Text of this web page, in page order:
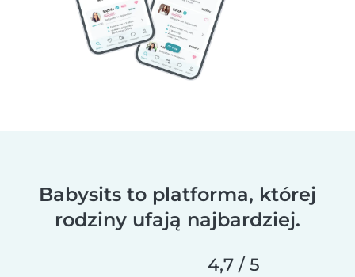
Babysits to platforma, której
rodziny ufają najbardziej.
4,7 / 5